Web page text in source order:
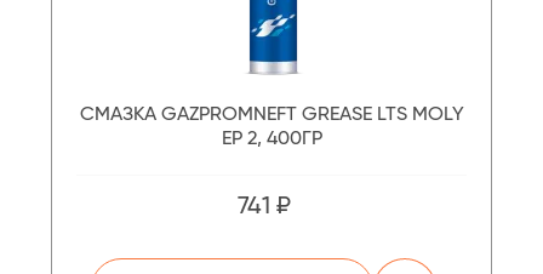
СМАЗКА GAZPROMNEFT GREASE LTS MOLY
EP 2, 400ГР
741 ₽